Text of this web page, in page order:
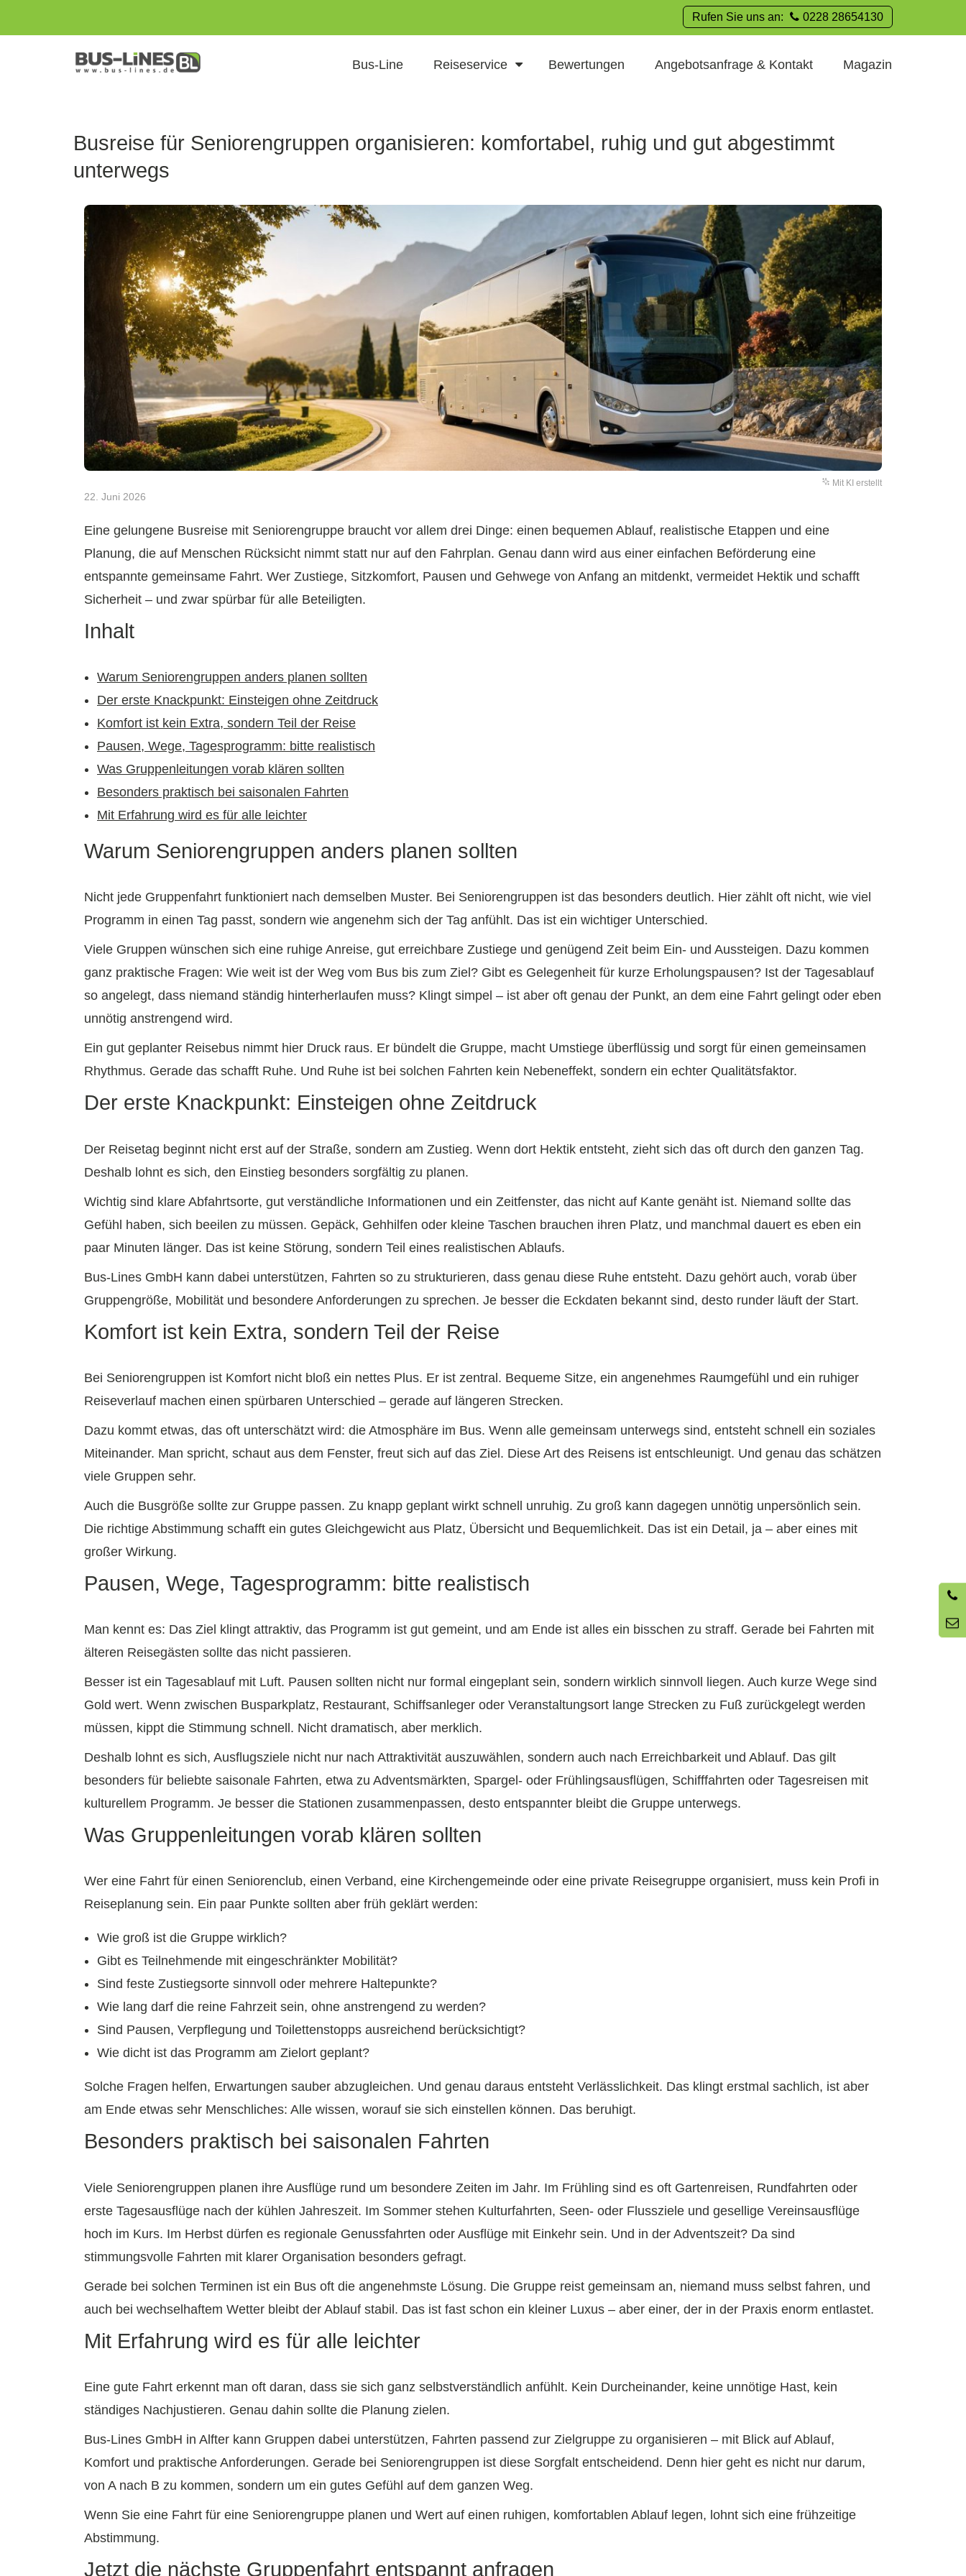
Rufen Sie uns an: 0228 28654130
Bus-Line Reiseservice Bewertungen Angebotsanfrage & Kontakt Magazin
Busreise für Seniorengruppen organisieren: komfortabel, ruhig und gut abgestimmt
unterwegs
Mit KI erstellt
22. Juni 2026
Eine gelungene Busreise mit Seniorengruppe braucht vor allem drei Dinge: einen bequemen Ablauf, realistische Etappen und eine
Planung, die auf Menschen Rücksicht nimmt statt nur auf den Fahrplan. Genau dann wird aus einer einfachen Beförderung eine
entspannte gemeinsame Fahrt. Wer Zustiege, Sitzkomfort, Pausen und Gehwege von Anfang an mitdenkt, vermeidet Hektik und schafft
Sicherheit – und zwar spürbar für alle Beteiligten.
Inhalt
Warum Seniorengruppen anders planen sollten
Der erste Knackpunkt: Einsteigen ohne Zeitdruck
Komfort ist kein Extra, sondern Teil der Reise
Pausen, Wege, Tagesprogramm: bitte realistisch
Was Gruppenleitungen vorab klären sollten
Besonders praktisch bei saisonalen Fahrten
Mit Erfahrung wird es für alle leichter
Warum Seniorengruppen anders planen sollten
Nicht jede Gruppenfahrt funktioniert nach demselben Muster. Bei Seniorengruppen ist das besonders deutlich. Hier zählt oft nicht, wie viel
Programm in einen Tag passt, sondern wie angenehm sich der Tag anfühlt. Das ist ein wichtiger Unterschied.
Viele Gruppen wünschen sich eine ruhige Anreise, gut erreichbare Zustiege und genügend Zeit beim Ein- und Aussteigen. Dazu kommen
ganz praktische Fragen: Wie weit ist der Weg vom Bus bis zum Ziel? Gibt es Gelegenheit für kurze Erholungspausen? Ist der Tagesablauf
so angelegt, dass niemand ständig hinterherlaufen muss? Klingt simpel – ist aber oft genau der Punkt, an dem eine Fahrt gelingt oder eben
unnötig anstrengend wird.
Ein gut geplanter Reisebus nimmt hier Druck raus. Er bündelt die Gruppe, macht Umstiege überflüssig und sorgt für einen gemeinsamen
Rhythmus. Gerade das schafft Ruhe. Und Ruhe ist bei solchen Fahrten kein Nebeneffekt, sondern ein echter Qualitätsfaktor.
Der erste Knackpunkt: Einsteigen ohne Zeitdruck
Der Reisetag beginnt nicht erst auf der Straße, sondern am Zustieg. Wenn dort Hektik entsteht, zieht sich das oft durch den ganzen Tag.
Deshalb lohnt es sich, den Einstieg besonders sorgfältig zu planen.
Wichtig sind klare Abfahrtsorte, gut verständliche Informationen und ein Zeitfenster, das nicht auf Kante genäht ist. Niemand sollte das
Gefühl haben, sich beeilen zu müssen. Gepäck, Gehhilfen oder kleine Taschen brauchen ihren Platz, und manchmal dauert es eben ein
paar Minuten länger. Das ist keine Störung, sondern Teil eines realistischen Ablaufs.
Bus-Lines GmbH kann dabei unterstützen, Fahrten so zu strukturieren, dass genau diese Ruhe entsteht. Dazu gehört auch, vorab über
Gruppengröße, Mobilität und besondere Anforderungen zu sprechen. Je besser die Eckdaten bekannt sind, desto runder läuft der Start.
Komfort ist kein Extra, sondern Teil der Reise
Bei Seniorengruppen ist Komfort nicht bloß ein nettes Plus. Er ist zentral. Bequeme Sitze, ein angenehmes Raumgefühl und ein ruhiger
Reiseverlauf machen einen spürbaren Unterschied – gerade auf längeren Strecken.
Dazu kommt etwas, das oft unterschätzt wird: die Atmosphäre im Bus. Wenn alle gemeinsam unterwegs sind, entsteht schnell ein soziales
Miteinander. Man spricht, schaut aus dem Fenster, freut sich auf das Ziel. Diese Art des Reisens ist entschleunigt. Und genau das schätzen
viele Gruppen sehr.
Auch die Busgröße sollte zur Gruppe passen. Zu knapp geplant wirkt schnell unruhig. Zu groß kann dagegen unnötig unpersönlich sein.
Die richtige Abstimmung schafft ein gutes Gleichgewicht aus Platz, Übersicht und Bequemlichkeit. Das ist ein Detail, ja – aber eines mit
großer Wirkung.
Pausen, Wege, Tagesprogramm: bitte realistisch
Man kennt es: Das Ziel klingt attraktiv, das Programm ist gut gemeint, und am Ende ist alles ein bisschen zu straff. Gerade bei Fahrten mit
älteren Reisegästen sollte das nicht passieren.
Besser ist ein Tagesablauf mit Luft. Pausen sollten nicht nur formal eingeplant sein, sondern wirklich sinnvoll liegen. Auch kurze Wege sind
Gold wert. Wenn zwischen Busparkplatz, Restaurant, Schiffsanleger oder Veranstaltungsort lange Strecken zu Fuß zurückgelegt werden
müssen, kippt die Stimmung schnell. Nicht dramatisch, aber merklich.
Deshalb lohnt es sich, Ausflugsziele nicht nur nach Attraktivität auszuwählen, sondern auch nach Erreichbarkeit und Ablauf. Das gilt
besonders für beliebte saisonale Fahrten, etwa zu Adventsmärkten, Spargel- oder Frühlingsausflügen, Schifffahrten oder Tagesreisen mit
kulturellem Programm. Je besser die Stationen zusammenpassen, desto entspannter bleibt die Gruppe unterwegs.
Was Gruppenleitungen vorab klären sollten
Wer eine Fahrt für einen Seniorenclub, einen Verband, eine Kirchengemeinde oder eine private Reisegruppe organisiert, muss kein Profi in
Reiseplanung sein. Ein paar Punkte sollten aber früh geklärt werden:
Wie groß ist die Gruppe wirklich?
Gibt es Teilnehmende mit eingeschränkter Mobilität?
Sind feste Zustiegsorte sinnvoll oder mehrere Haltepunkte?
Wie lang darf die reine Fahrzeit sein, ohne anstrengend zu werden?
Sind Pausen, Verpflegung und Toilettenstopps ausreichend berücksichtigt?
Wie dicht ist das Programm am Zielort geplant?
Solche Fragen helfen, Erwartungen sauber abzugleichen. Und genau daraus entsteht Verlässlichkeit. Das klingt erstmal sachlich, ist aber
am Ende etwas sehr Menschliches: Alle wissen, worauf sie sich einstellen können. Das beruhigt.
Besonders praktisch bei saisonalen Fahrten
Viele Seniorengruppen planen ihre Ausflüge rund um besondere Zeiten im Jahr. Im Frühling sind es oft Gartenreisen, Rundfahrten oder
erste Tagesausflüge nach der kühlen Jahreszeit. Im Sommer stehen Kulturfahrten, Seen- oder Flussziele und gesellige Vereinsausflüge
hoch im Kurs. Im Herbst dürfen es regionale Genussfahrten oder Ausflüge mit Einkehr sein. Und in der Adventszeit? Da sind
stimmungsvolle Fahrten mit klarer Organisation besonders gefragt.
Gerade bei solchen Terminen ist ein Bus oft die angenehmste Lösung. Die Gruppe reist gemeinsam an, niemand muss selbst fahren, und
auch bei wechselhaftem Wetter bleibt der Ablauf stabil. Das ist fast schon ein kleiner Luxus – aber einer, der in der Praxis enorm entlastet.
Mit Erfahrung wird es für alle leichter
Eine gute Fahrt erkennt man oft daran, dass sie sich ganz selbstverständlich anfühlt. Kein Durcheinander, keine unnötige Hast, kein
ständiges Nachjustieren. Genau dahin sollte die Planung zielen.
Bus-Lines GmbH in Alfter kann Gruppen dabei unterstützen, Fahrten passend zur Zielgruppe zu organisieren – mit Blick auf Ablauf,
Komfort und praktische Anforderungen. Gerade bei Seniorengruppen ist diese Sorgfalt entscheidend. Denn hier geht es nicht nur darum,
von A nach B zu kommen, sondern um ein gutes Gefühl auf dem ganzen Weg.
Wenn Sie eine Fahrt für eine Seniorengruppe planen und Wert auf einen ruhigen, komfortablen Ablauf legen, lohnt sich eine frühzeitige
Abstimmung.
Jetzt die nächste Gruppenfahrt entspannt anfragen